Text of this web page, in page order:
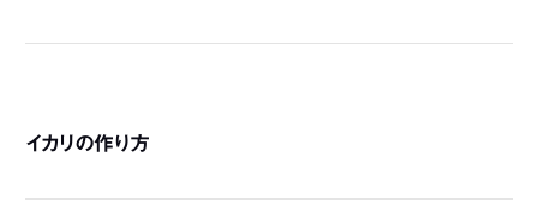
イカリの作り方